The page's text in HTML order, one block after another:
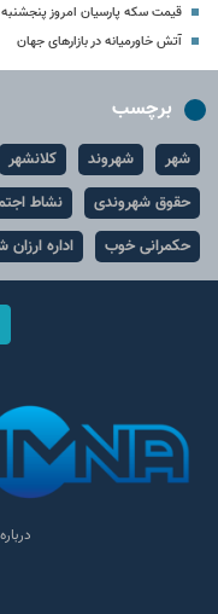
قیمت سکه پارسیان امروز پنجشنبه ۱۵ مرداد ۱۴۰۵ + جدول
آتش خاورمیانه در بازارهای جهان
برچسب
شهر شهروند کلانشهر
حقوق شهروندی
نشاط
حکمرانی خوب
اداره ارزان